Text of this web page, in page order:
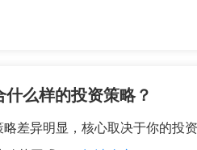
么样的投资策略？
差异明显，核心取决于你的投